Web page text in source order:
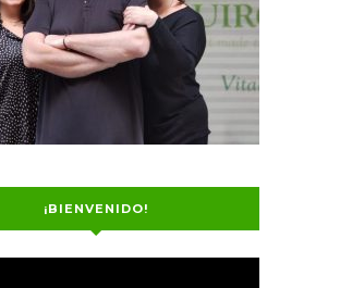
¡BIENVENIDO!